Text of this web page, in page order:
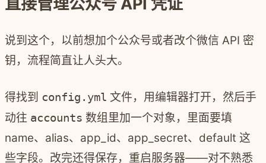
直接管理公众号 API 凭证
说到这个，以前想加个公众号或者改个微信 API 密
钥，流程简直让人头大。
得找到 config.yml 文件，用编辑器打开，然后手
动往 accounts 数组里加一个对象，里面要填
name、alias、app_id、app_secret、default 这
些字段。改完还得保存，重启服务器——对不熟悉